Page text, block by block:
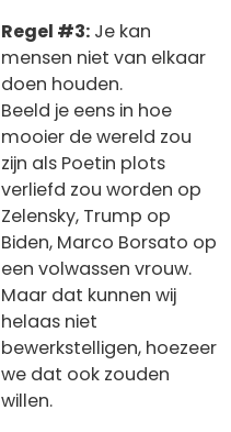
Regel #3: Je kan
mensen niet van elkaar
doen houden.
Beeld je eens in hoe
mooier de wereld zou
zijn als Poetin plots
verliefd zou worden op
Zelensky, Trump op
Biden, Marco Borsato op
een volwassen vrouw.
Maar dat kunnen wij
helaas niet
bewerkstelligen, hoezeer
we dat ook zouden
willen.